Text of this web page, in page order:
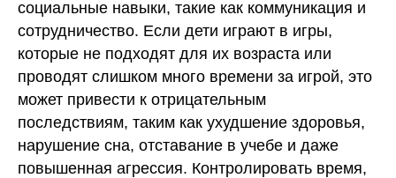
социальные навыки, такие как коммуникация и
сотрудничество. Если дети играют в игры,
которые не подходят для их возраста или
проводят слишком много времени за игрой, это
может привести к отрицательным
последствиям, таким как ухудшение здоровья,
нарушение сна, отставание в учебе и даже
повышенная агрессия. Контролировать время,
Мы на связи с 8:00 до 20:00
8 (495) 997-23-65
+7 (985) 997-23-65 @milcentre
@publicmilc